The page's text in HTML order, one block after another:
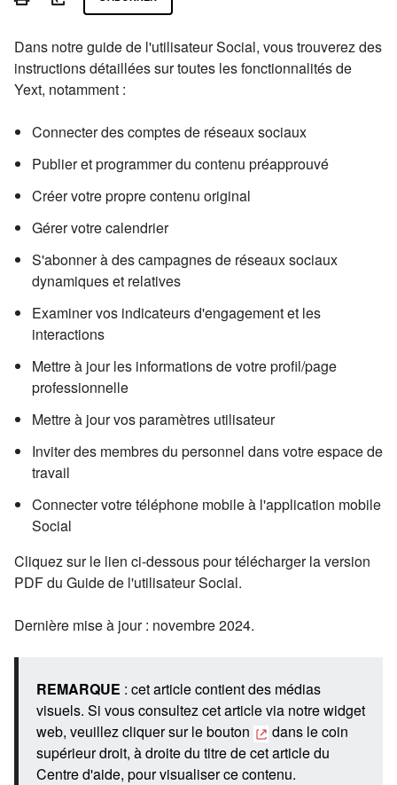
Dans notre guide de l'utilisateur Social, vous trouverez des
instructions détaillées sur toutes les fonctionnalités de
Yext, notamment :
Connecter des comptes de réseaux sociaux
Publier et programmer du contenu préapprouvé
Créer votre propre contenu original
Gérer votre calendrier
S'abonner à des campagnes de réseaux sociaux
dynamiques et relatives
Examiner vos indicateurs d'engagement et les
interactions
Mettre à jour les informations de votre profil/page
professionnelle
Mettre à jour vos paramètres utilisateur
Inviter des membres du personnel dans votre espace de
travail
Connecter votre téléphone mobile à l'application mobile
Social
Cliquez sur le lien ci-dessous pour télécharger la version
PDF du Guide de l'utilisateur Social.
Dernière mise à jour : novembre 2024.
REMARQUE : cet article contient des médias
visuels. Si vous consultez cet article via notre widget
web, veuillez cliquer sur le bouton
dans le coin
supérieur droit, à droite du titre de cet article du
Centre d'aide, pour visualiser ce contenu.